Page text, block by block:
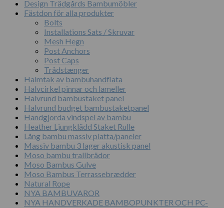
Design Trädgårds Bambumöbler
Fästdon för alla produkter
Bolts
Installations Sats / Skruvar
Mesh Hegn
Post Anchors
Post Caps
Trådstænger
Halmtak av bambuhandflata
Halvcirkel pinnar och lameller
Halvrund bambustaket panel
Halvrund budget bambustaketpanel
Handgjorda vindspel av bambu
Heather Ljungklädd Staket Rulle
Lång bambu massiv platta/paneler
Massiv bambu 3 lager akustisk panel
Moso bambu trallbrädor
Moso Bambus Gulve
Moso Bambus Terrassebrædder
Natural Rope
NYA BAMBUVAROR
NYA HANDVERKADE BAMBOPUNKTER OCH PC-